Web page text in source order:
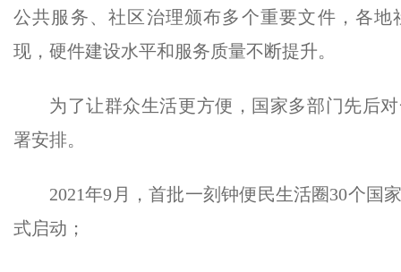
公共服务、社区治理颁布多个重要文件，各地
现，硬件建设水平和服务质量不断提升。
为了让群众生活更方便，国家多部门先后
署安排。
2021年9月，首批一刻钟便民生活圈30个国
式启动；